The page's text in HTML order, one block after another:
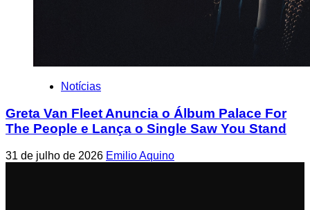
Notícias
Greta Van Fleet Anuncia o Álbum Palace For
The People e Lança o Single Saw You Stand
31 de julho de 2026 Emilio Aquino